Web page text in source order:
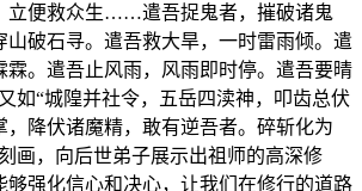
立便救众生……遣吾捉鬼者，摧破诸鬼
山破石寻。遣吾救大旱，一时雷雨倾。遣
霖。遣吾止风雨，风雨即时停。遣吾要晴
如“城隍并社令，五岳四渎神，叩齿总伏
降伏诸魔精，敢有逆吾者。碎斩化为
画，向后世弟子展示出祖师的高深修
够强化信心和决心，让我们在修行的道路